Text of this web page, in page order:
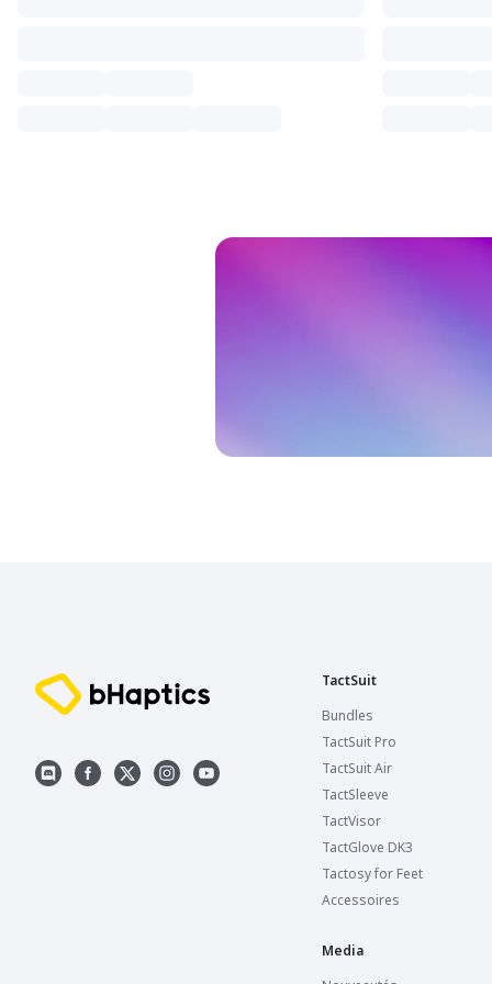
TactSuit
Bundles
TactSuit Pro
TactSuit Air
TactSleeve
TactVisor
TactGlove DK3
Tactosy for Feet
Accessoires
Media